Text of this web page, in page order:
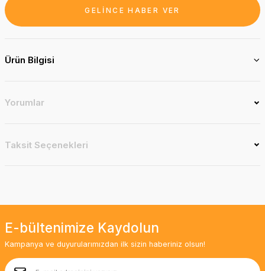
GELİNCE HABER VER
Ürün Bilgisi
Yorumlar
Taksit Seçenekleri
E-bültenimize Kaydolun
Kampanya ve duyurularımızdan ilk sizin haberiniz olsun!